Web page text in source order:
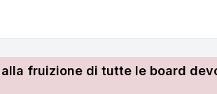
fruizione di tutte le board